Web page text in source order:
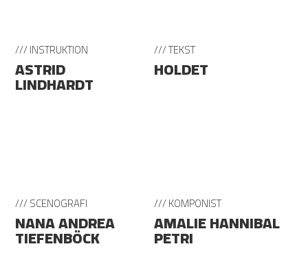
/// INSTRUKTION
ASTRID
LINDHARDT
/// TEKST
HOLDET
/// SCENOGRAFI
NANA ANDREA
TIEFENBÖCK
/// KOMPONIST
AMALIE HANNIBAL
PETRI